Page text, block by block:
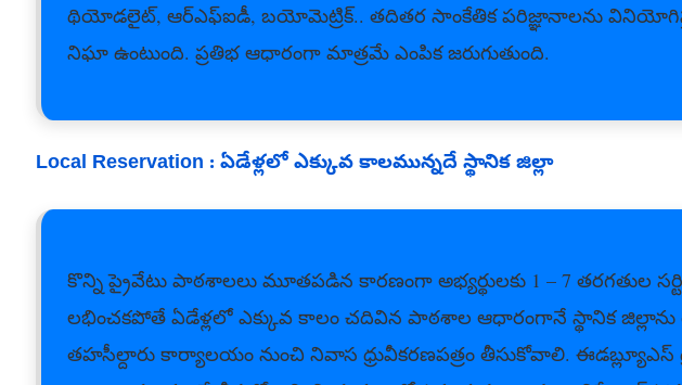
థియోడలైట్‌, ఆర్‌ఎఫ్‌ఐడీ, బయోమెట్రిక్‌.. తదితర సాంకేతిక పరిజ్ఞానాలను
నిఘా ఉంటుంది. ప్రతిభ ఆధారంగా మాత్రమే ఎంపిక జరుగుతుంది.
Local Reservation : ఏడేళ్లలో ఎక్కువ కాలమున్నదే స్థానిక జిల్లా
కొన్ని ప్రైవేటు పాఠశాలలు మూతపడిన కారణంగా అభ్యర్థులకు 1 – 7 తరగతుల
లభించకపోతే ఏడేళ్లలో ఎక్కువ కాలం చదివిన పాఠశాల ఆధారంగానే స్థానిక జిల్లాను
తహసీల్దారు కార్యాలయం నుంచి నివాస ధ్రువీకరణపత్రం తీసుకోవాలి. ఈడబ్ల్యూఎస్‌